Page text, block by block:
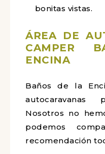
bonitas vistas.
ÁREA DE
CAMPER
ENCINA
Baños de la
Nosotros no
podemos
recomendación